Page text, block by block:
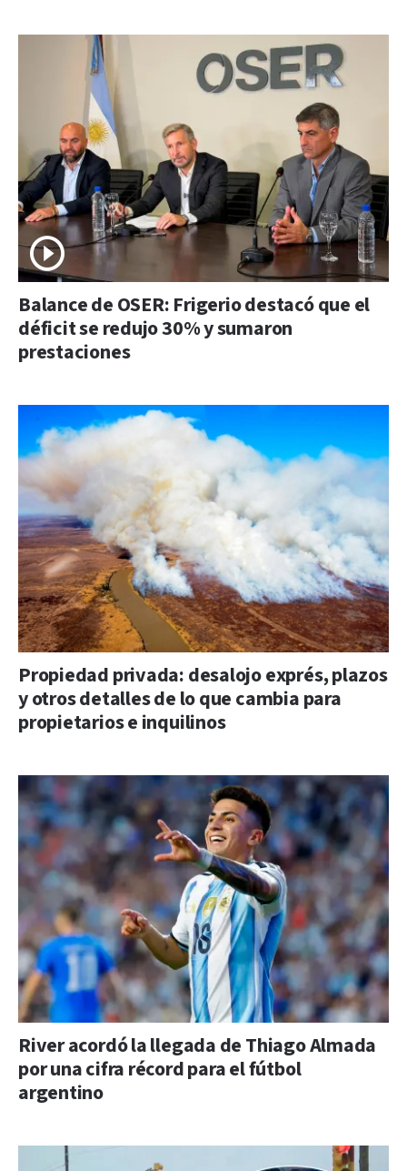
Balance de OSER: Frigerio destacó que el
déficit se redujo 30% y sumaron
prestaciones
Propiedad privada: desalojo exprés, plazos
y otros detalles de lo que cambia para
propietarios e inquilinos
River acordó la llegada de Thiago Almada
por una cifra récord para el fútbol
argentino